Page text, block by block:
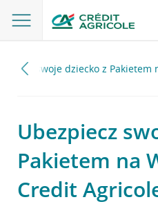
swoje dziecko z
Ubezpiecz
Pakietem na
Credit